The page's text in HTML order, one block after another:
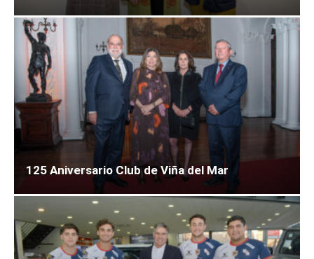
125 Aniversario Club de Viña del Mar